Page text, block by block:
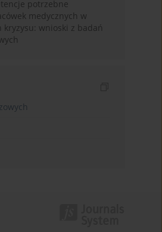
potrzebne
medycznych w
kryzysu: wnioski z badań